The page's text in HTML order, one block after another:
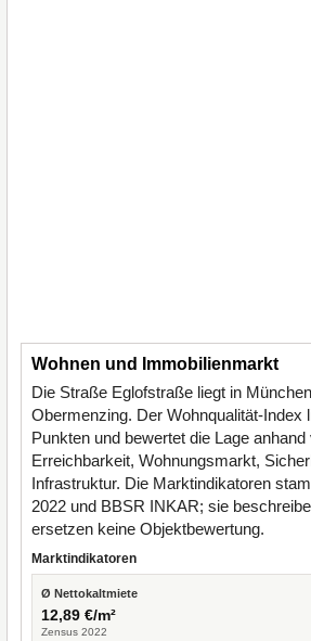
Wohnen und Immobilienmarkt
Die Straße Eglofstraße liegt in
Obermenzing. Der Wohnqualität-Index
Punkten und bewertet die Lage
Erreichbarkeit, Wohnungsmarkt,
Infrastruktur. Die Marktindikatoren
2022 und BBSR INKAR; sie
ersetzen keine Objektbewertung.
Marktindikatoren
Ø Nettokaltmiete
12,89 €/m²
Zensus 2022